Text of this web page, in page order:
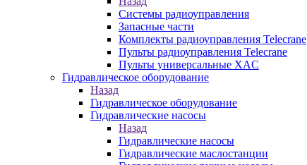
Системы радиоуправления
Запасные части
Комплекты радиоуправления Telecrane
Пульты радиоуправления Telecrane
Пульты универсальные XAC
Гидравлическое оборудование
Назад
Гидравлическое оборудование
Гидравлические насосы
Назад
Гидравлические насосы
Гидравлические маслостанции